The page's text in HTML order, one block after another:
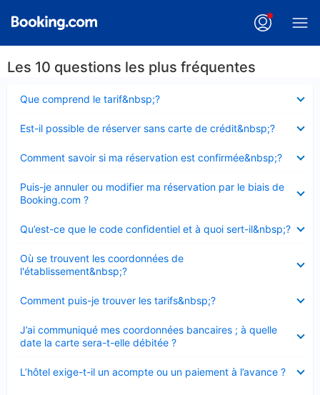
Les 10 questions les plus fréquentes
Que comprend le tarif&nbsp;?
fermé
Est-il possible de réserver sans carte de crédit&nbsp;?
fermé
Comment savoir si ma réservation est confirmée&nbsp;?
fermé
Puis-je annuler ou modifier ma réservation par le biais de
Booking.com ?
fermé
Qu’est-ce que le code confidentiel et à quoi sert-il&nbsp;?
fermé
Où se trouvent les coordonnées de
l'établissement&nbsp;?
fermé
Comment puis-je trouver les tarifs&nbsp;?
fermé
J’ai communiqué mes coordonnées bancaires ; à quelle
date la carte sera-t-elle débitée ?
fermé
L’hôtel exige-t-il un acompte ou un paiement à l’avance ?
fermé